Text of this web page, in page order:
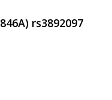
rs3892097